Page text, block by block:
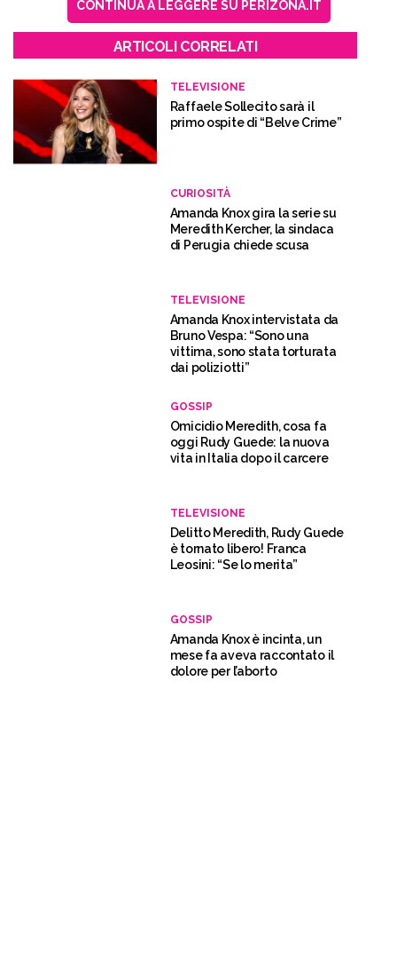
CONTINUA A LEGGERE SU PERIZONA.IT
ARTICOLI CORRELATI
TELEVISIONE
Raffaele Sollecito sarà il
primo ospite di “Belve Crime”
CURIOSITÀ
Amanda Knox gira la serie su
Meredith Kercher, la sindaca
di Perugia chiede scusa
TELEVISIONE
Amanda Knox intervistata da
Bruno Vespa: “Sono una
vittima, sono stata torturata
dai poliziotti”
GOSSIP
Omicidio Meredith, cosa fa
oggi Rudy Guede: la nuova
vita in Italia dopo il carcere
TELEVISIONE
Delitto Meredith, Rudy Guede
è tornato libero! Franca
Leosini: “Se lo merita”
GOSSIP
Amanda Knox è incinta, un
mese fa aveva raccontato il
dolore per l’aborto